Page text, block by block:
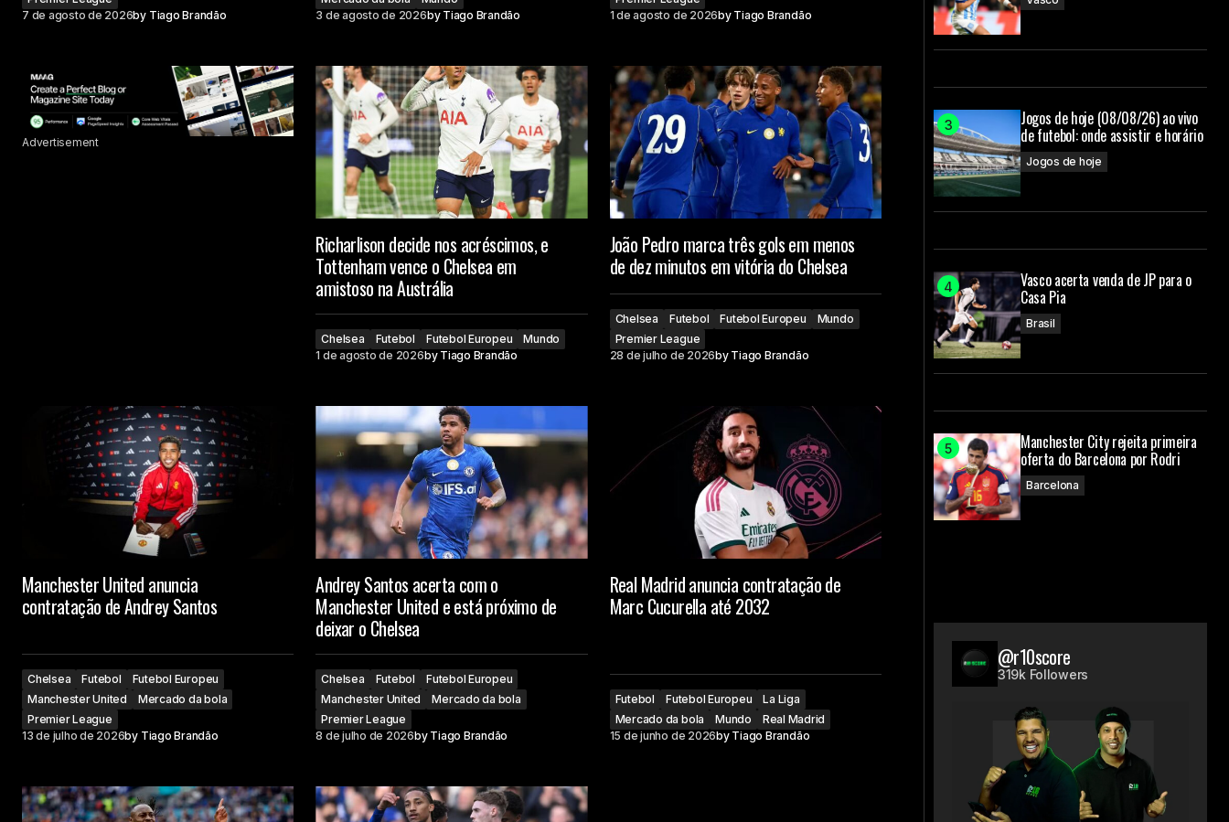
7 de agosto de 2026by Tiago Brandão
3 de agosto de 2026by Tiago Brandão
1 de agosto de 2026by Tiago Brandão
Advertisement
Richarlison decide nos acréscimos, e
Tottenham vence o Chelsea em
amistoso na Austrália
Chelsea Futebol Futebol Europeu
Mundo
1 de agosto de 2026by Tiago Brandão
João Pedro marca três gols em menos
de dez minutos em vitória do Chelsea
Chelsea Futebol Futebol Europeu
Mundo
Premier League
28 de julho de 2026by Tiago Brandão
Manchester United anuncia
contratação de Andrey Santos
Chelsea Futebol
Futebol Europeu
Manchester United
Mercado da bola
Premier League
13 de julho de 2026by Tiago Brandão
Andrey Santos acerta com o
Manchester United e está próximo de
deixar o Chelsea
Chelsea Futebol
Futebol Europeu
Manchester United
Mercado da bola
Premier League
8 de julho de 2026by Tiago Brandão
Real Madrid anuncia contratação de
Marc Cucurella até 2032
Futebol Futebol Europeu
La Liga
Mercado da bola
Mundo
Real Madrid
15 de junho de 2026by Tiago Brandão
Jogos de hoje (08/08/26) ao vivo
de futebol: onde assistir e horário
Jogos de hoje
Vasco acerta venda de JP para o
Casa Pia
Brasil
Manchester City rejeita primeira
oferta do Barcelona por Rodri
Barcelona
@r10score
319k Followers